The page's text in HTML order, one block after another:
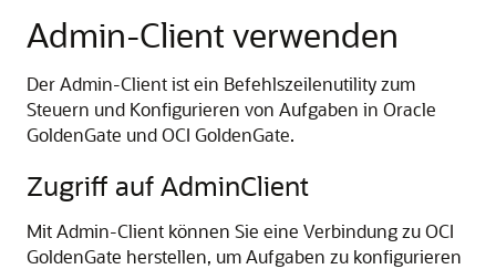
Admin-Client verwenden
Der Admin-Client ist ein Befehlszeilenutility zum
Steuern und Konfigurieren von Aufgaben in Oracle
GoldenGate undOCI GoldenGate.
Zugriff auf AdminClient
MitAdmin-Client können Sie eine Verbindung zuOCI
GoldenGate herstellen, um Aufgaben zu konfigurieren